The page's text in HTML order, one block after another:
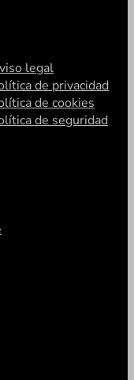
legal
de privacidad
de cookies
de seguridad